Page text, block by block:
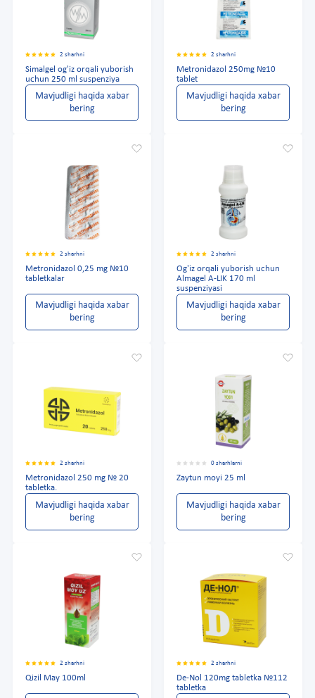
2 sharhni
Simalgel og'iz orqali yuborish
uchun 250 ml suspenziya
Mavjudligi haqida xabar
bering
2 sharhni
Metronidazol 250mg №10
tablet
Mavjudligi haqida xabar
bering
2 sharhni
Metronidazol 0,25 mg №10
tabletkalar
Mavjudligi haqida xabar
bering
2 sharhni
Og'iz orqali yuborish uchun
Almagel A-LIK 170 ml
suspenziyasi
Mavjudligi haqida xabar
bering
2 sharhni
Metronidazol 250 mg № 20
tabletka.
Mavjudligi haqida xabar
bering
0 sharhlarni
Zaytun moyi 25 ml
Mavjudligi haqida xabar
bering
2 sharhni
Qizil May 100ml
2 sharhni
De-Nol 120mg tabletka №112
tabletka